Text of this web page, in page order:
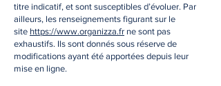
titre indicatif, et sont susceptibles d’évoluer. Par
ailleurs, les renseignements figurant sur le
site https://www.organizza.fr ne sont pas
exhaustifs. Ils sont donnés sous réserve de
modifications ayant été apportées depuis leur
mise en ligne.